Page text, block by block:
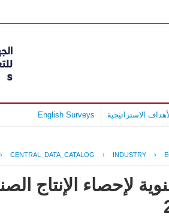
الاستراتيجية English Surveys
› CENTRAL_DATA_CATALOG › INDUSTRY ›
لإحصاء الإنتاج